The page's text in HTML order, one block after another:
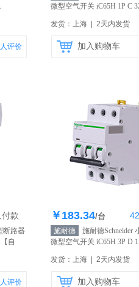
人评价
微型空气开关 iC65H 1P C
发货：上海 | 2天内发货
加入购物车
付款
断路器
【自
人评价
库存415个
￥183.34/台 42
施耐德
施耐德Schneider
微型空气开关 iC65H 3P D
发货：上海 | 2天内发货
加入购物车